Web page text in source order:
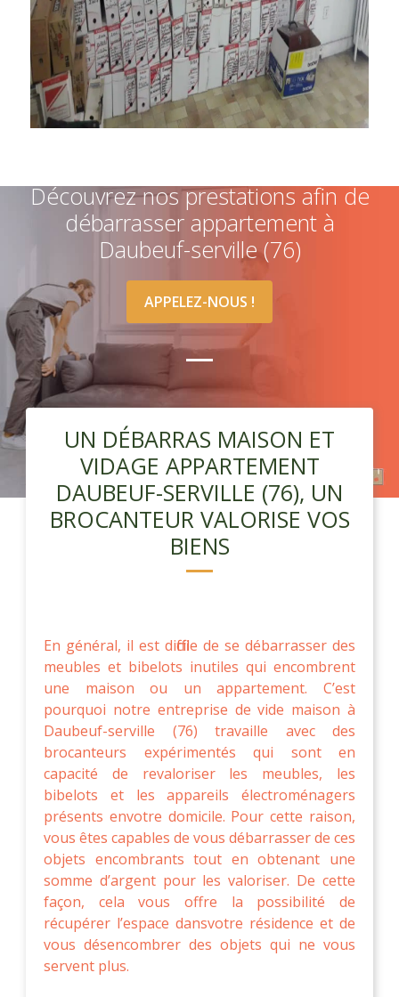
Découvrez nos prestations afin de
débarrasser appartement à
Daubeuf-serville (76)
APPELEZ-NOUS !
UN DÉBARRAS MAISON ET
VIDAGE APPARTEMENT
DAUBEUF-SERVILLE (76), UN
BROCANTEUR VALORISE VOS
BIENS
En général, il est difficile de se débarrasser des
meubles et bibelots inutiles qui encombrent
une maison ou un appartement. C’est
pourquoi notre entreprise de vide maison à
Daubeuf-serville (76) travaille avec des
brocanteurs expérimentés qui sont en
capacité de revaloriser les meubles, les
bibelots et les appareils électroménagers
présents envotre domicile. Pour cette raison,
vous êtes capables de vous débarrasser de ces
objets encombrants tout en obtenant une
somme d’argent pour les valoriser. De cette
façon, cela vous offre la possibilité de
récupérer l’espace dansvotre résidence et de
vous désencombrer des objets qui ne vous
servent plus.